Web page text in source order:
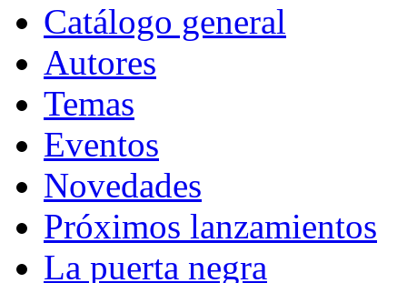
Catálogo general
Autores
Temas
Eventos
Novedades
Próximos lanzamientos
La puerta negra